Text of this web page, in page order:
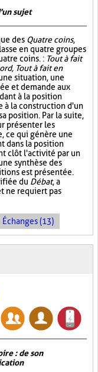
sujet
des Quatre coins,
en quatre groupes
coins. : Tout à fait
Tout à fait en
situation, une
et demande aux
à la position
à la construction d'un
position. Par la suite,
présenter les
ce qui génère une
dans la position
clôt l'activité par un
synthèse des
est présentée.
du Débat, a
ne requiert pas
Échanges (13)
: de son